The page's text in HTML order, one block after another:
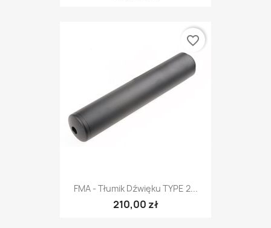
FMA - Tłumik Dźwięku TYPE 2...
210,00 zł
favorite_border